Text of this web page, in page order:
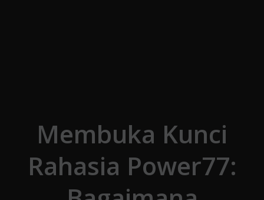
Membuka Kunci
Rahasia Power77: